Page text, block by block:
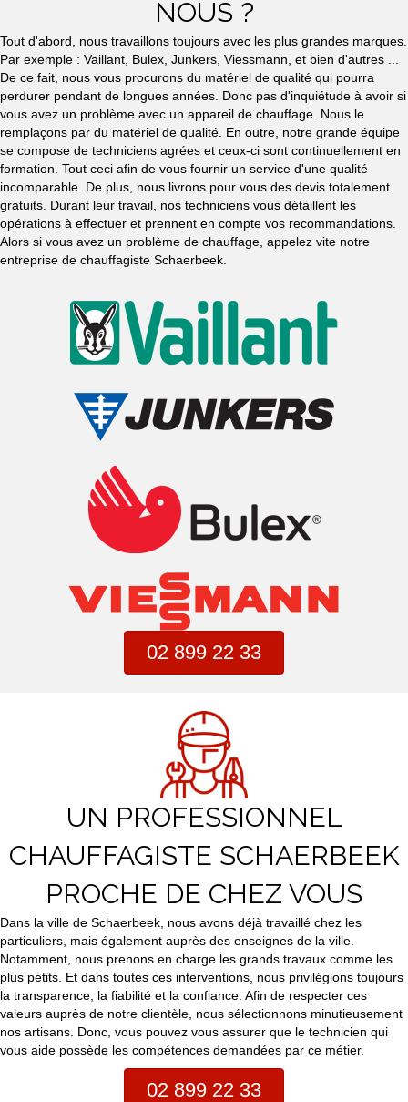
NOUS ?
Tout d'abord, nous travaillons toujours avec les plus grandes marques.
Par exemple : Vaillant, Bulex, Junkers, Viessmann, et bien d'autres ...
De ce fait, nous vous procurons du matériel de qualité qui pourra
perdurer pendant de longues années. Donc pas d'inquiétude à avoir si
vous avez un problème avec un appareil de chauffage. Nous le
remplaçons par du matériel de qualité. En outre, notre grande équipe
se compose de techniciens agrées et ceux-ci sont continuellement en
formation. Tout ceci afin de vous fournir un service d'une qualité
incomparable. De plus, nous livrons pour vous des devis totalement
gratuits. Durant leur travail, nos techniciens vous détaillent les
opérations à effectuer et prennent en compte vos recommandations.
Alors si vous avez un problème de chauffage, appelez vite notre
entreprise de chauffagiste Schaerbeek.
02 899 22 33
UN PROFESSIONNEL
CHAUFFAGISTE SCHAERBEEK
PROCHE DE CHEZ VOUS
Dans la ville de Schaerbeek, nous avons déjà travaillé chez les
particuliers, mais également auprès des enseignes de la ville.
Notamment, nous prenons en charge les grands travaux comme les
plus petits. Et dans toutes ces interventions, nous privilégions toujours
la transparence, la fiabilité et la confiance. Afin de respecter ces
valeurs auprès de notre clientèle, nous sélectionnons minutieusement
nos artisans. Donc, vous pouvez vous assurer que le technicien qui
vous aide possède les compétences demandées par ce métier.
02 899 22 33